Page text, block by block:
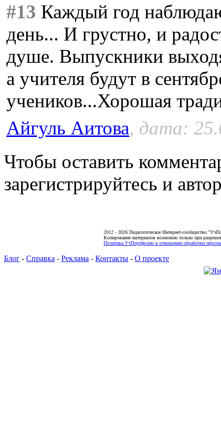
#13 Каждый год
день... И грустно, и
душе. Выпускники
а учителя будут в
учеников...Хорошая
Айгуль Аитова, дата:
Чтобы оставить
зарегистрируйтесь и
2012 - 2026 Педагогическое Интернет-сообщество
Копирование материалов возможно только при
Политика УчПортфолио в отношении обработки
Блог - Справка - Реклама - Контакты - О проекте